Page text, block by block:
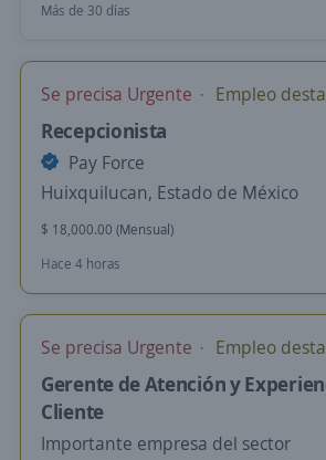
Más de 30 días
Se precisa Urgente Empleo
Recepcionista
Pay Force
Huixquilucan, Estado de México
$ 18,000.00 (Mensual)
Hace 4 horas
Se precisa Urgente Empleo
Gerente de Atención y
Cliente
Importante empresa del sector